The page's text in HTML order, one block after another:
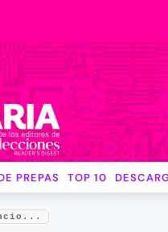
PREPAS TOP 10